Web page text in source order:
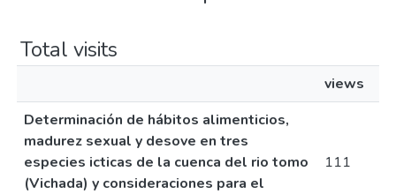
Total visits
views
Determinación de hábitos alimenticios,
madurez sexual y desove en tres
especies icticas de la cuenca del rio tomo
(Vichada) y consideraciones para el
111